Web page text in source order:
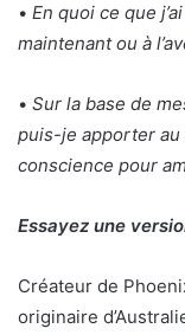
• En quoi ce que
maintenant ou à
• Sur la base de
puis-je apporter
conscience pour
Essayez une
Créateur de
originaire